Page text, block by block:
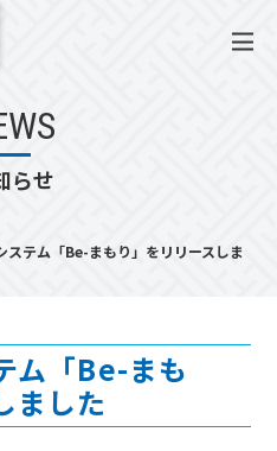
らせ
ステム「Be-まもり」をリリースしま
ム「Be-まも
ました